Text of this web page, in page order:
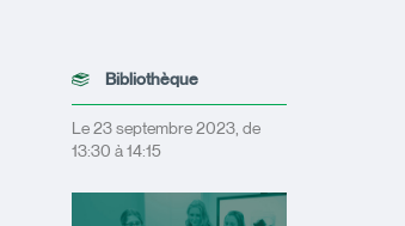
Bibliothèque
Le 23 septembre 2023, de
13:30 à 14:15